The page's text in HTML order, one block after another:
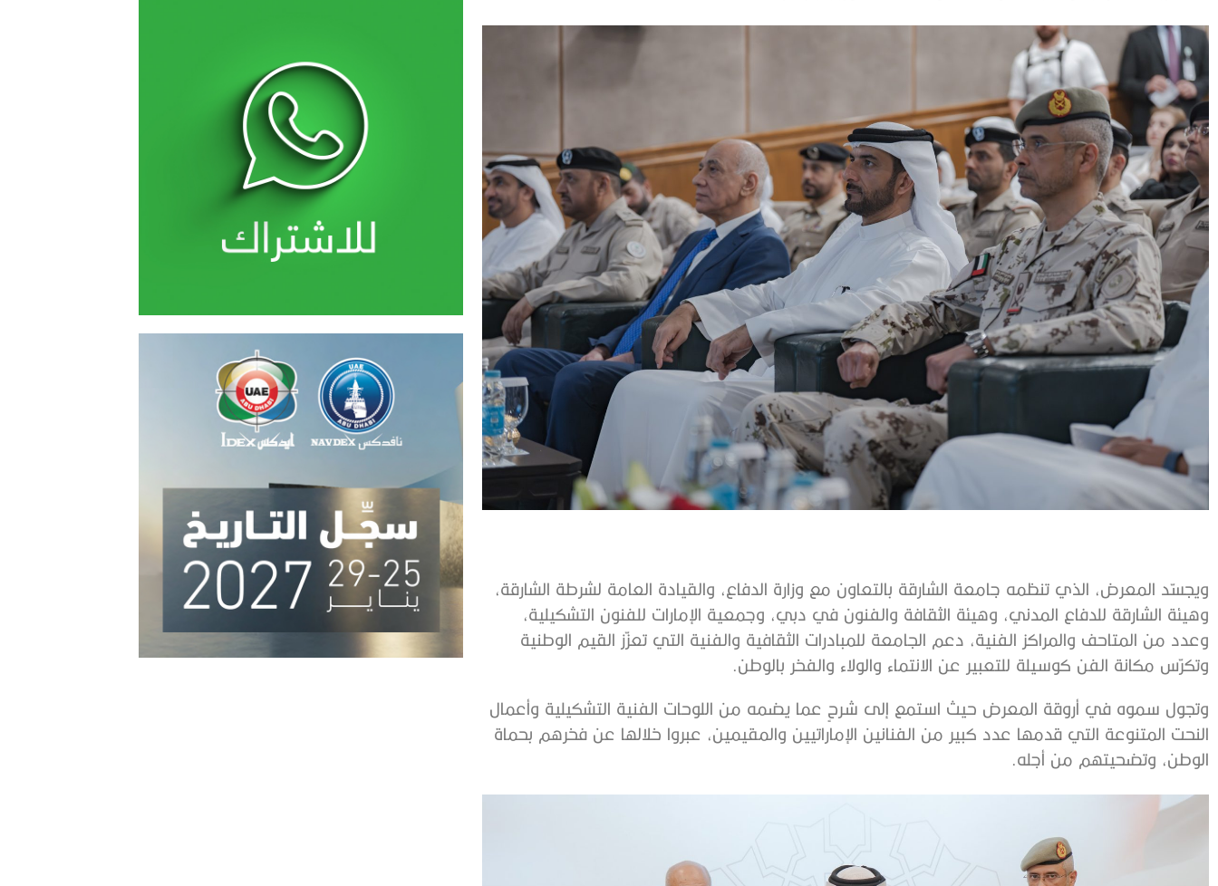
ويجسّد المعرض، الذي تنظمه جامعة الشارقة بالتعاون مع وزارة الدفاع، والقيادة العامة لشرطة الشارقة،
وهيئة الشارقة للدفاع المدني، وهيئة الثقافة والفنون في دبي، وجمعية الإمارات للفنون التشكيلية،
وعدد من المتاحف والمراكز الفنية، دعم الجامعة للمبادرات الثقافية والفنية التي تعزّز القيم الوطنية
وتكرّس مكانة الفن كوسيلة للتعبير عن الانتماء والولاء والفخر بالوطن.
وتجول سموه في أروقة المعرض حيث استمع إلى شرحٍ عما يضمه من اللوحات الفنية التشكيلية وأعمال
النحت المتنوعة التي قدمها عدد كبير من الفنانين الإماراتيين والمقيمين، عبروا خلالها عن فخرهم بحماة
الوطن، وتضحيتهم من أجله.